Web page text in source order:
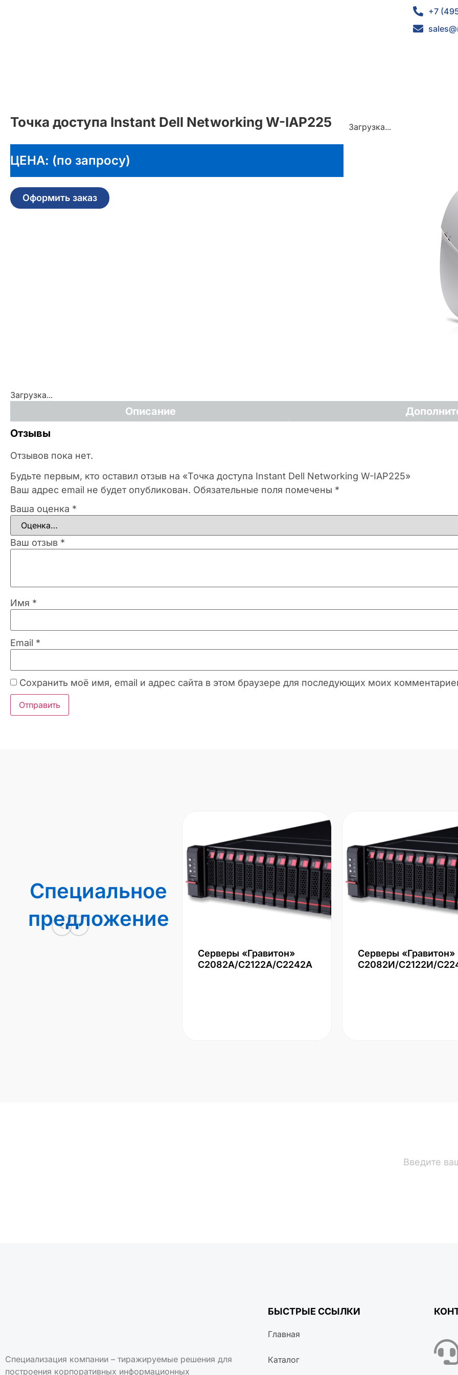
+7
Точка доступа Instant Dell Networking W-IAP225
ЦЕНА: (по запросу)
Оформить заказ
Загрузка...
Загрузка...
Описание
Отзывы
Отзывов пока нет.
Будьте первым, кто оставил отзыв на «Точка доступа Instant Dell Networking W-IAP225»
Ваш адрес email не будет опубликован. Обязательные поля помечены *
Ваша оценка *
Ваш отзыв *
Имя *
Email *
Сохранить моё имя, email и адрес сайта в этом браузере для последующих моих
Специальное
предложение
Серверы «Гравитон»
С2082А/С2122А/С2242А
Серверы «Гравитон»
С2082И/С2122И/
Специализация компании – тиражируемые решения для
построения корпоративных информационных
БЫСТРЫЕ ССЫЛКИ
Главная
Каталог